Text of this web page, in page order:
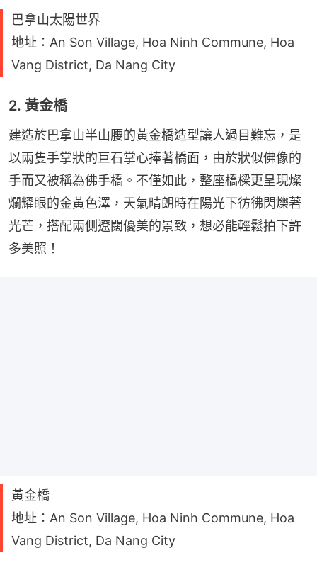
巴拿山太陽世界
地址：An Son Village, Hoa Ninh Commune, Hoa
Vang District, Da Nang City
2. 黃金橋
建造於巴拿山半山腰的黃金橋造型讓人過目難忘，是
以兩隻手掌狀的巨石掌心捧著橋面，由於狀似佛像的
手而又被稱為佛手橋。不僅如此，整座橋樑更呈現燦
爛耀眼的金黃色澤，天氣晴朗時在陽光下彷彿閃爍著
光芒，搭配兩側遼闊優美的景致，想必能輕鬆拍下許
多美照！
黃金橋
地址：An Son Village, Hoa Ninh Commune, Hoa
Vang District, Da Nang City